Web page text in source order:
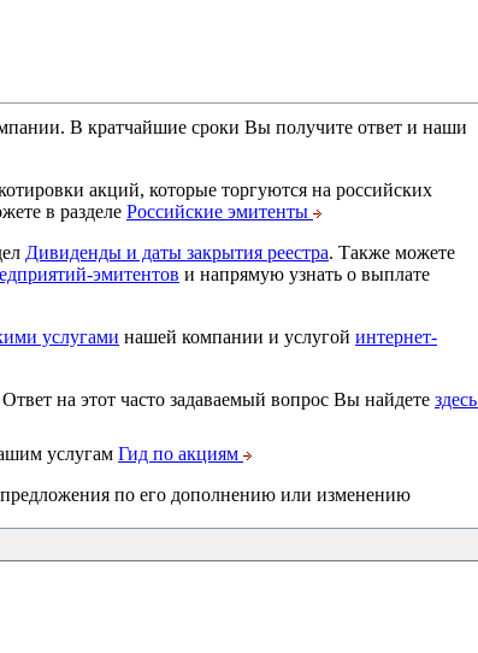
В кратчайшие сроки Вы получите ответ и наши
акций, которые торгуются на российских
в разделе Российские эмитенты
Дивиденды и даты закрытия реестра. Также можете
эмитентов и напрямую узнать о выплате
услугами нашей компании и услугой интернет-
Ответ на этот часто задаваемый вопрос Вы найдете здесь
услугам Гид по акциям
по его дополнению или изменению